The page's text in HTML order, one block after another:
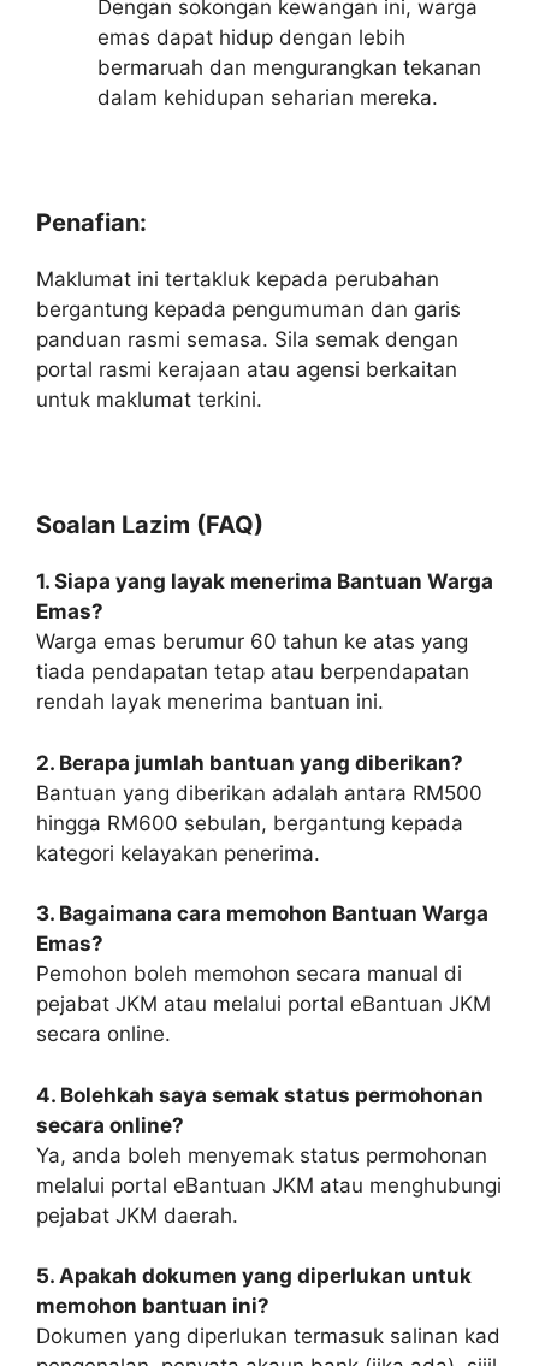
Dengan sokongan kewangan ini, warga
emas dapat hidup dengan lebih
bermaruah dan mengurangkan tekanan
dalam kehidupan seharian mereka.
Penafian:
Maklumat ini tertakluk kepada perubahan
bergantung kepada pengumuman dan garis
panduan rasmi semasa. Sila semak dengan
portal rasmi kerajaan atau agensi berkaitan
untuk maklumat terkini.
Soalan Lazim (FAQ)
1. Siapa yang layak menerima Bantuan Warga
Emas?
Warga emas berumur 60 tahun ke atas yang
tiada pendapatan tetap atau berpendapatan
rendah layak menerima bantuan ini.
2. Berapa jumlah bantuan yang diberikan?
Bantuan yang diberikan adalah antara RM500
hingga RM600 sebulan, bergantung kepada
kategori kelayakan penerima.
3. Bagaimana cara memohon Bantuan Warga
Emas?
Pemohon boleh memohon secara manual di
pejabat JKM atau melalui portal eBantuan JKM
secara online.
4. Bolehkah saya semak status permohonan
secara online?
Ya, anda boleh menyemak status permohonan
melalui portal eBantuan JKM atau menghubungi
pejabat JKM daerah.
5. Apakah dokumen yang diperlukan untuk
memohon bantuan ini?
Dokumen yang diperlukan termasuk salinan kad